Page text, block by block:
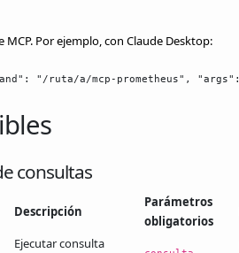
Por ejemplo, con Claude Desktop:
"/ruta/a/mcp-prometheus",
consultas
Descripción
Parámetros
obligatorios
Ejecutar consulta